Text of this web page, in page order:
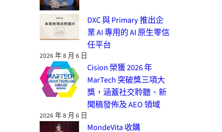
DXC 與 Primary 推出企
業 AI 專用的 AI 原生零信
任平台
2026 年 8 月 6 日
Cision 榮獲 2026 年
MarTech 突破獎三項大
獎，涵蓋社交聆聽、新
聞稿發佈及 AEO 領域
2026 年 8 月 6 日
MondeVita 收購